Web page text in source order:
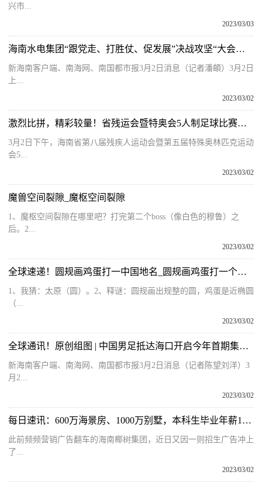
兴市...
2023/03/03
海南水电集团“跟党走、打胜仗、促发展”决战攻坚“大会战”活动在儋州启动
新海南客户端、南海网、南国都市报3月2日消息（记者潘頔）3月2日
上...
2023/03/02
激烈比拼，精彩较量！省残运会暨特奥会5人制足球比赛圆满落幕
3月2日下午，海南省第八届残疾人运动会暨第五届特殊奥林匹克运动
会5...
2023/03/02
魔兽空间裂隙_魔枢空间裂隙
1、魔枢空间裂隙在哪里吧？打完第二个boss（像白色的穆鲁）之
后。2...
2023/03/02
全球速递！圆规画鸡蛋打一中国地名_圆规画鸡蛋打一个地名
1、我猜：太原（圆）。2、释谜：圆规画出规整的圆，鸡蛋是近椭圆
（...
2023/03/02
全球通讯！原创组图 | 中国男足抵达海口开启今年首期集训 武磊现身训练场
新海南客户端、南海网、南国都市报3月2日消息（记者陈望刘洋）3
月2...
2023/03/02
每日速讯：600万海景房、1000万别墅，本科生毕业年薪16.8万！这家网红公司是真招聘还是打广告？
此前频频营销广告翻车的海南椰树集团，近日又因一则招生广告冲上
了...
2023/03/02